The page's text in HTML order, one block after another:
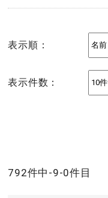
表示順：
表示件数：
792件中-9-0件目